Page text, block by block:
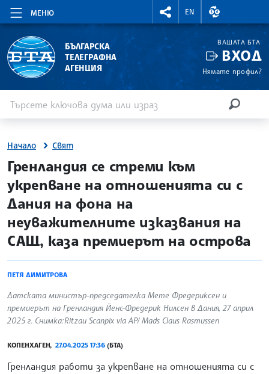
МЕНЮ
RIGHTMENU.SOCIAL
EN
ВАЛУТНИ
БЪЛГАРСКА
ТЕЛЕГРАФНА
АГЕНЦИЯ
ВАШАТА БТА
ВХОД
Нямате профил?
Начало Свят
site.bta
Гренландия се стреми към
укрепване на отношенията си с
Дания на фона на
неуважителните изказвания на
САЩ, каза премиерът на острова
ПЕТЯ ДИМИТРОВА
Датската министър-председателка Мете Фредериксен и
премиерът на Гренландия Йенс-Фредерик Нилсен в Дания, 27 април
2025 г. Снимка:Ritzau Scanpix via AP/ Mads Claus Rasmussen
КОПЕНХАГЕН, 27.04.2025 17:36 (БТА)
Гренландия работи за укрепване на отношенията си с